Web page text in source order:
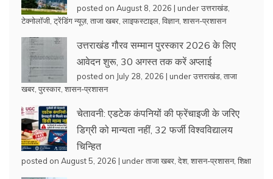
posted on August 8, 2026 | underउत्तराखंड
टेक्नोलॉजी ट्रेंडिंग न्यूज़, ताजा खबर लाइफस्टाइल विज्ञान, शासन-प्रशासन
उत्तराखंड गौरव सम्मान पुरस्कार 2026 के लिए
आवेदन शुरू, 30 अगस्त तक करें अप्लाई
posted on July 28, 2026 | underउत्तराखंड ताजा
खबर पुरस्कार शासन-प्रशासन
चेतावनी: एडटेक कंपनियों की फ्रेंचाइजी के जरिए
डिग्री को मान्यता नहीं, 32 फर्जी विश्वविद्यालय
चिन्हित
posted on August 5, 2026 | underताजा खबर देश, शासन-प्रशासन, शिक्षा